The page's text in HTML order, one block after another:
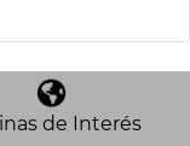
de Interés